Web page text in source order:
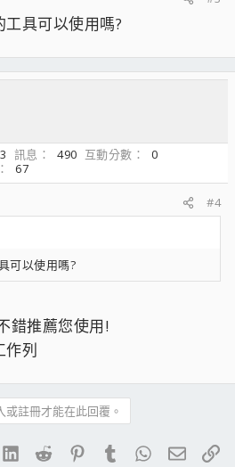
具可以使用嗎?
訊息 490 互動分數
0
67
#4
可以使用嗎?
錯推薦您使用!
作列
或註冊才能在此回覆。
LinkedIn
Reddit PinterestTumblrWhatsApp
電子